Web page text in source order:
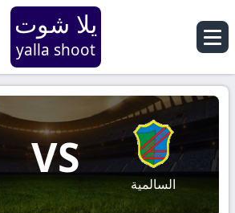
يلا شوت
yalla shoot
السالمية
VS